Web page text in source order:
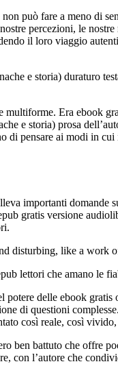
può fare a meno di
percezioni, le
il loro viaggio
e storia) duraturo
Era ebook
e storia) prosa
pensare ai modi in
importanti
gratis versione
disturbing, like a work
lettori che amano le
delle ebook
di questioni
così reale, così
ben battuto che offre
con l’autore che